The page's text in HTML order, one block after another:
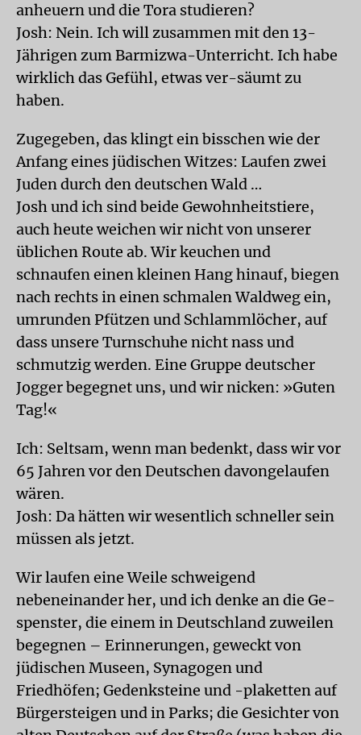
anheuern und die Tora studieren?
Josh: Nein. Ich will zusammen mit den 13-
Jährigen zum Barmizwa-Unterricht. Ich habe
wirklich das Gefühl, etwas ver-säumt zu
haben.
Zugegeben, das klingt ein bisschen wie der
Anfang eines jüdischen Witzes: Laufen zwei
Juden durch den deutschen Wald …
Josh und ich sind beide Gewohnheitstiere,
auch heute weichen wir nicht von unserer
üblichen Route ab. Wir keuchen und
schnaufen einen kleinen Hang hinauf, biegen
nach rechts in einen schmalen Waldweg ein,
umrunden Pfützen und Schlammlöcher, auf
dass unsere Turnschuhe nicht nass und
schmutzig werden. Eine Gruppe deutscher
Jogger begegnet uns, und wir nicken: »Guten
Tag!«
Ich: Seltsam, wenn man bedenkt, dass wir vor
65 Jahren vor den Deutschen davongelaufen
wären.
Josh: Da hätten wir wesentlich schneller sein
müssen als jetzt.
Wir laufen eine Weile schweigend
nebeneinander her, und ich denke an die Ge-
spenster, die einem in Deutschland zuweilen
begegnen – Erinnerungen, geweckt von
jüdischen Museen, Synagogen und
Friedhöfen; Gedenksteine und -plaketten auf
Bürgersteigen und in Parks; die Gesichter von